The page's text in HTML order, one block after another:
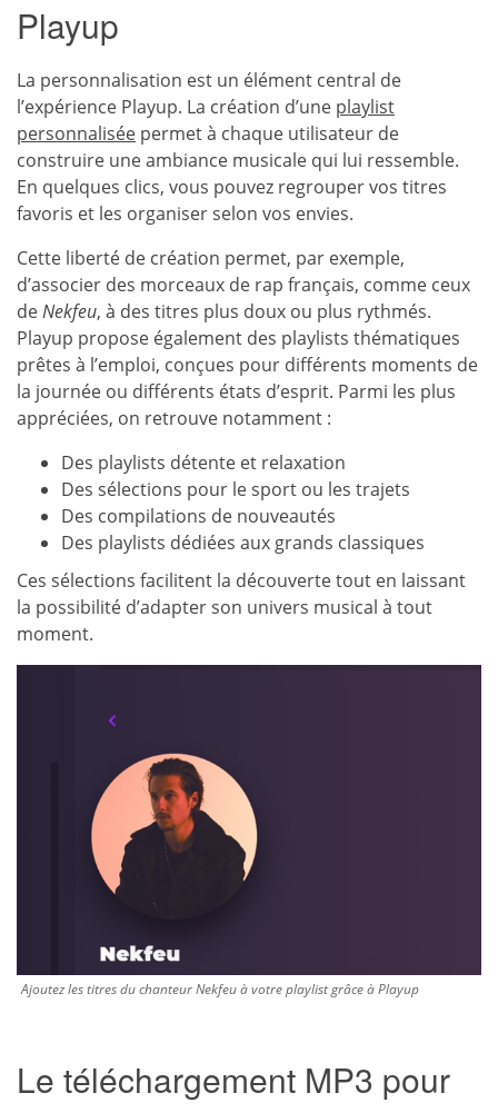
Playup
La personnalisation est un élément central de
l’expérience Playup. La création d’une playlist
personnalisée permet à chaque utilisateur de
construire une ambiance musicale qui lui ressemble.
En quelques clics, vous pouvez regrouper vos titres
favoris et les organiser selon vos envies.
Cette liberté de création permet, par exemple,
d’associer des morceaux de rap français, comme ceux
deNekfeu, à des titres plus doux ou plus rythmés.
Playup propose également des playlists thématiques
prêtes à l’emploi, conçues pour différents moments de
la journée ou différents états d’esprit. Parmi les plus
appréciées, on retrouve notamment :
Des playlists détente et relaxation
Des sélections pour le sport ou les trajets
Des compilations de nouveautés
Des playlists dédiées aux grands classiques
Ces sélections facilitent la découverte tout en laissant
la possibilité d’adapter son univers musical à tout
moment.
Ajoutez les titres du chanteur Nekfeu à votre playlist grâce à Playup
Le téléchargement MP3 pour